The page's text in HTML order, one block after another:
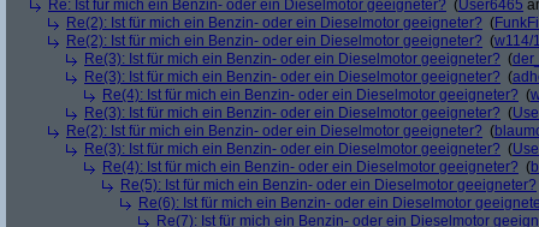
Re: Ist für mich ein Benzin- oder ein Dieselmotor geeigneter? (User6465
Re(2): Ist für mich ein Benzin- oder ein Dieselmotor geeigneter? (
Re(2): Ist für mich ein Benzin- oder ein Dieselmotor geeigneter? (w114/
Re(3): Ist für mich ein Benzin- oder ein Dieselmotor geeigneter? (
Re(3): Ist für mich ein Benzin- oder ein Dieselmotor geeigneter? (
Re(4): Ist für mich ein Benzin- oder ein Dieselmotor geeigneter? (
Re(3): Ist für mich ein Benzin- oder ein Dieselmotor geeigneter? (
Re(2): Ist für mich ein Benzin- oder ein Dieselmotor geeigneter? (
Re(3): Ist für mich ein Benzin- oder ein Dieselmotor geeigneter? (
Re(4): Ist für mich ein Benzin- oder ein Dieselmotor geeigneter? (
Re(5): Ist für mich ein Benzin- oder ein Dieselmotor geeigneter?
Re(6): Ist für mich ein Benzin- oder ein Dieselmotor
Re(7): Ist für mich ein Benzin- oder ein Dieselmotor